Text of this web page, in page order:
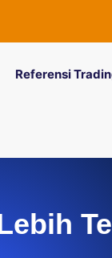
Referensi